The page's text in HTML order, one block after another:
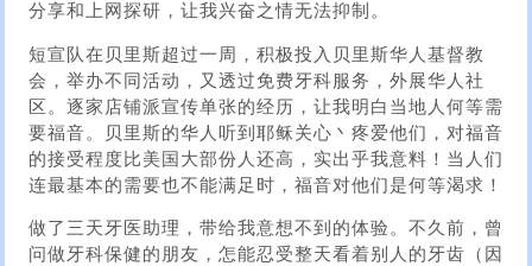
分享和上网探研，让我兴奋之情无法抑制。
短宣队在贝里斯超过一周，积极投入贝里斯华人基督教
会，举办不同活动，又透过免费牙科服务，外展华人社
区。逐家店铺派宣传单张的经历，让我明白当地人何等需
要福音。贝里斯的华人听到耶稣关心丶疼爱他们，对福音
的接受程度比美国大部份人还高，实出乎我意料！当人们
连最基本的需要也不能满足时，福音对他们是何等渴求！
做了三天牙医助理，带给我意想不到的体验。不久前，曾
问做牙科保健的朋友，怎能忍受整天看着别人的牙齿（因